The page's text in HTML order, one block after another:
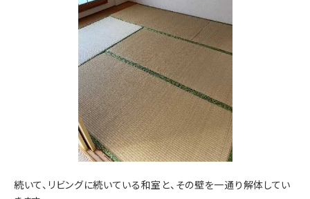
続いて、リビングに続いている和室と、その壁を一通り解体してい